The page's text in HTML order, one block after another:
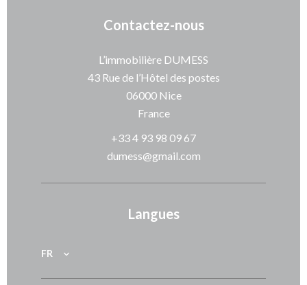
Contactez-nous
L’immobilière DUMESS
43 Rue de l’Hôtel des postes
06000Nice
France
+33 4 93 98 09 67
dumess@gmail.com
Langues
FR